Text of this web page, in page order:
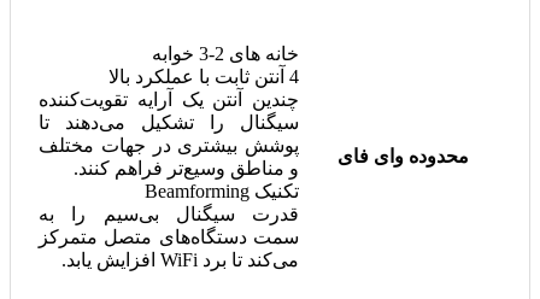
محدوده وای فای
خانه های 2-3 خوابه
4 آنتن ثابت با عملکرد بالا
چندین آنتن یک آرایه تقویت‌کننده
سیگنال را تشکیل می‌دهند تا
پوشش بیشتری در جهات مختلف
و مناطق وسیع‌تر فراهم کنند.
تکنیک Beamforming
قدرت سیگنال بی‌سیم را به
سمت دستگاه‌های متصل متمرکز
می‌کند تا برد WiFi افزایش یابد.